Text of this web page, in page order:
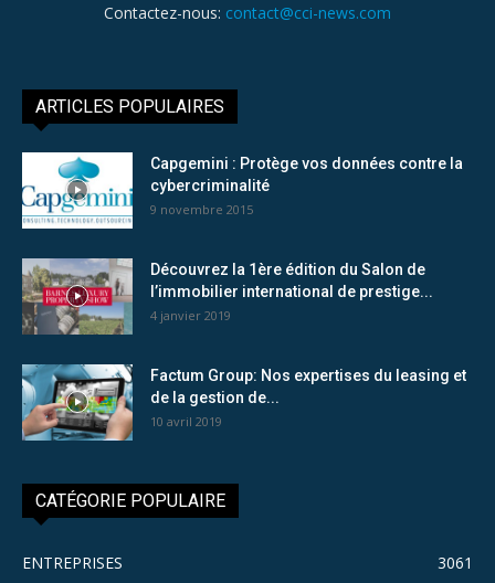
Contactez-nous: contact@cci-news.com
ARTICLES POPULAIRES
Capgemini : Protège vos données contre la
cybercriminalité
9 novembre 2015
Découvrez la 1ère édition du Salon de
l’immobilier international de prestige...
4 janvier 2019
Factum Group: Nos expertises du leasing et
de la gestion de...
10 avril 2019
CATÉGORIE POPULAIRE
ENTREPRISES
3061